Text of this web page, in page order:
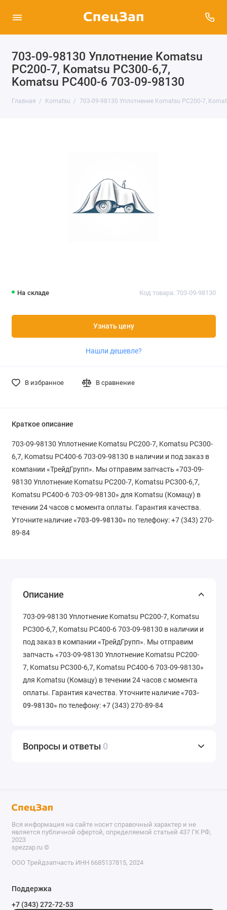
703-09-98130 Уплотнение Komatsu
PC200-7, Komatsu PC300-6,7,
Komatsu PC400-6 703-09-98130
Главная Komatsu 703-09-98130 Уплотнение Komatsu PC200-7,
На складе Код товара: 703-09-98130
Узнать цену
Нашли дешевле?
В избранное В сравнение
Краткое описание
703-09-98130 Уплотнение Komatsu PC200-7, Komatsu PC300-
6,7, Komatsu PC400-6 703-09-98130 в наличии и под заказ в
компании «ТрейдГрупп». Мы отправим запчасть «703-09-
98130 Уплотнение Komatsu PC200-7, Komatsu PC300-6,7,
Komatsu PC400-6 703-09-98130» для Komatsu (Комацу) в
течении 24 часов с момента оплаты. Гарантия качества.
Уточните наличие «703-09-98130» по телефону: +7 (343) 270-
89-84
Описание
703-09-98130 Уплотнение Komatsu PC200-7, Komatsu
PC300-6,7, Komatsu PC400-6 703-09-98130 в наличии и
под заказ в компании «ТрейдГрупп». Мы отправим
запчасть «703-09-98130 Уплотнение Komatsu PC200-
7, Komatsu PC300-6,7, Komatsu PC400-6 703-09-98130»
для Komatsu (Комацу) в течении 24 часов с момента
оплаты. Гарантия качества. Уточните наличие «703-
09-98130» по телефону: +7 (343) 270-89-84
Вопросы и ответы 0
Вся информация на сайте носит справочный характер и не
является публичной офертой, определяемой статьей 437 ГК РФ,
2023
spezzap.ru ©️
ООО Трейдзапчасть ИНН 6685137815, 2024
Поддержка
+7 (343) 272-72-53